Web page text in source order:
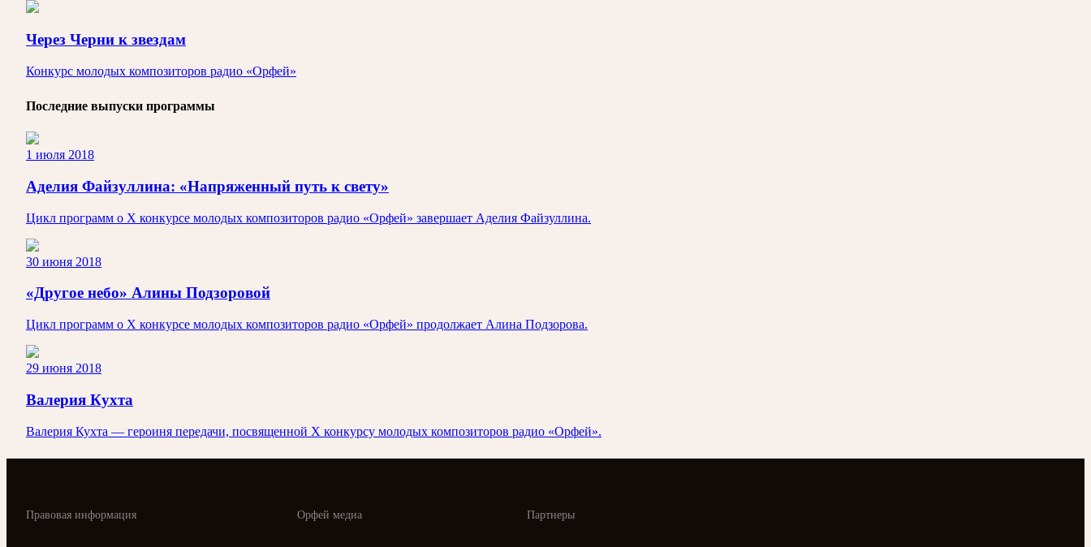
Через Черни к звездам
Конкурс молодых композиторов радио «Орфей»
Последние выпуски программы
1 июля 2018
Аделия Файзуллина: «Напряженный путь к свету»
Цикл программ о X конкурсе молодых композиторов радио «Орфей» завершает Аделия Файзуллина.
30 июня 2018
«Другое небо» Алины Подзоровой
Цикл программ о X конкурсе молодых композиторов радио «Орфей» продолжает Алина Подзорова.
29 июня 2018
Валерия Кухта
Валерия Кухта — героиня передачи, посвященной X конкурсу молодых композиторов радио «Орфей».
Орфей медиа Партнеры
Правовая информация